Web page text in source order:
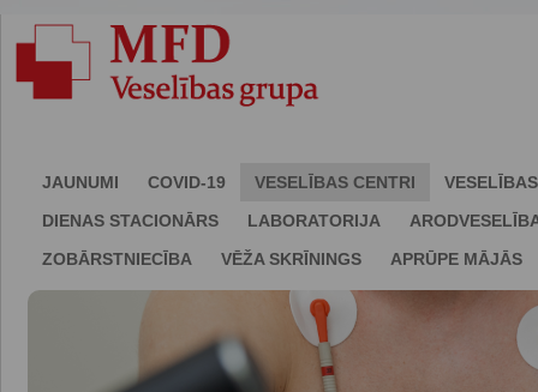
JAUNUMI COVID-19 VESELĪBAS CENTRI
DIENAS STACIONĀRS
LABORATORIJA
ZOBĀRSTNIECĪBA
VĒŽA SKRĪNINGS APRŪPE MĀJĀS